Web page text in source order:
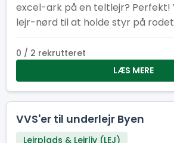
excel-ark på en teltlejr? Perfekt!
lejr-nørd til at holde styr på
0 / 2 rekrutteret
LÆS MERE
VVS'er til underlejr Byen
Lejrplads & Lejrliv (LEJ)